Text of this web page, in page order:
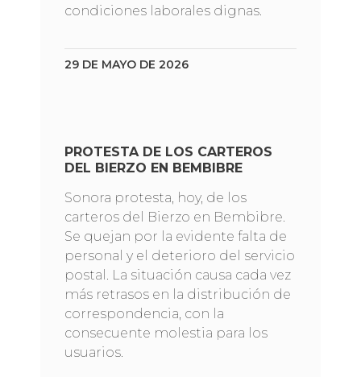
condiciones laborales dignas.
29 DE MAYO DE 2026
PROTESTA DE LOS CARTEROS
DEL BIERZO EN BEMBIBRE
Sonora protesta, hoy, de los
carteros del Bierzo en Bembibre.
Se quejan por la evidente falta de
personal y el deterioro del servicio
postal. La situación causa cada vez
más retrasos en la distribución de
correspondencia, con la
consecuente molestia para los
usuarios.